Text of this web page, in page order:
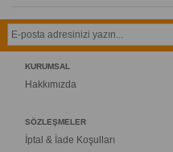
KURUMSAL
Hakkımızda
SÖZLEŞMELER
İptal & İade Koşulları